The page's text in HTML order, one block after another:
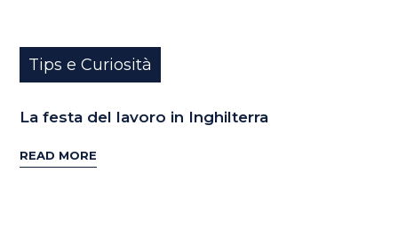
Tips e Curiosità
La festa del lavoro in Inghilterra
READ MORE